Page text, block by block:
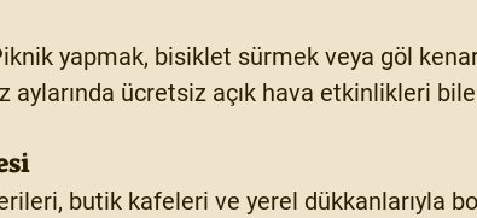
yapmak, bisiklet sürmek veya göl
aylarında ücretsiz açık hava etkinlikleri
butik kafeleri ve yerel dükkanlarıyla